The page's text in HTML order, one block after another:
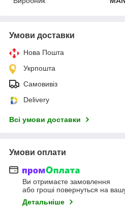
Умови доставки
Нова Пошта
Укрпошта
Самовивіз
Delivery
Всі умови доставки
Умови оплати
Ви отримаєте замовлення
або гроші повернуться на
Детальніше